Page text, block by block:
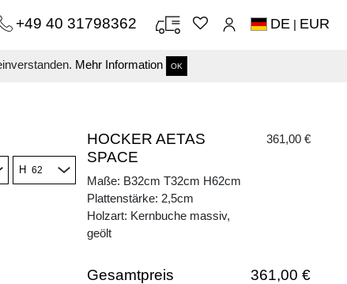
Mehr Information OK
+49 40 31798362 DE | EUR
H
HOCKER AETAS
SPACE
361,00 €
Maße: B32cm T32cm H62cm
Plattenstärke: 2,5cm
Holzart: Kernbuche massiv,
geölt
Gesamtpreis 361,00 €